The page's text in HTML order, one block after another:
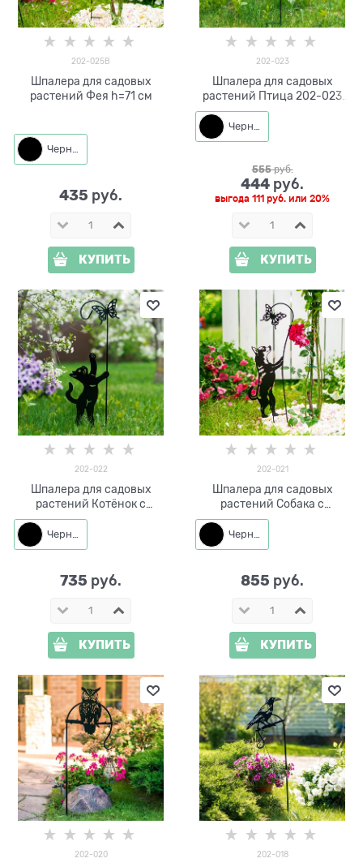
202-025B
Шпалера для садовых
растений Фея h=71 см
Черный
435 руб.
КУПИТЬ
202-023
Шпалера для садовых
растений Птица 202-023
h=70 см
Черный
555 руб.
444 руб.
выгода 111 руб. или 20%
КУПИТЬ
202-022
Шпалера для садовых
растений Котёнок с
бабочкой 202-022 h=62 см
Черный
735 руб.
КУПИТЬ
202-021
Шпалера для садовых
растений Собака с
бабочкой 202-021 h=63 см
Черный
855 руб.
КУПИТЬ
202-020 202-018